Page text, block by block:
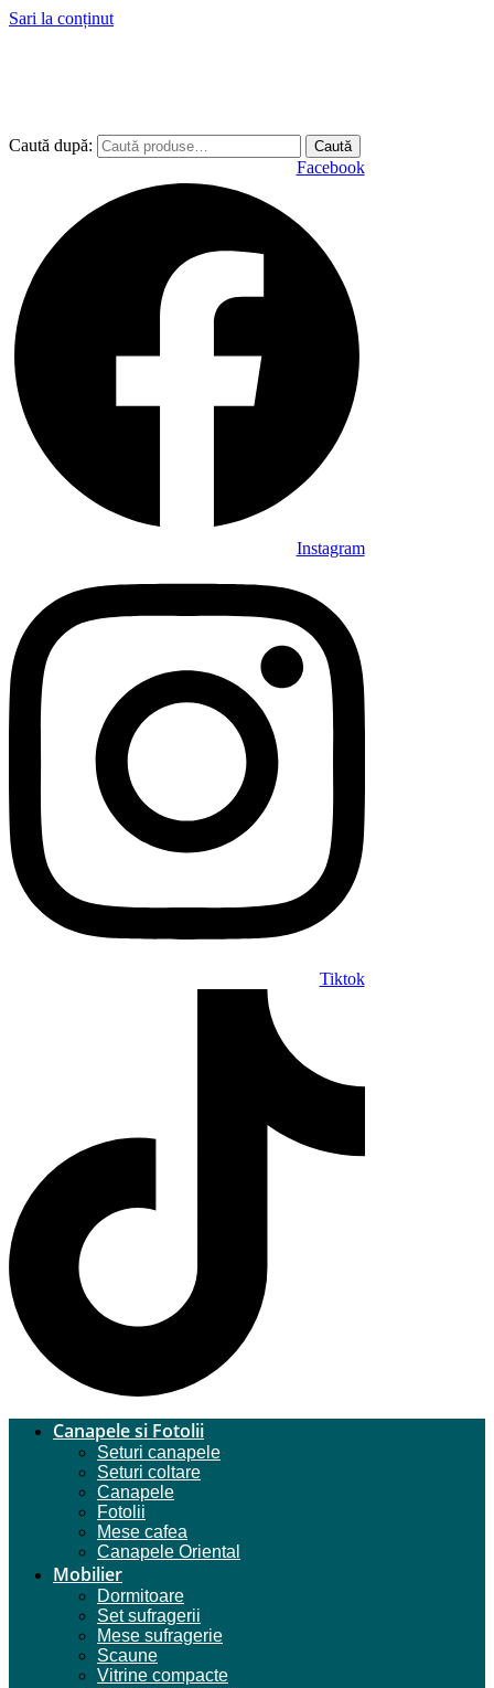
Sari la conținut
Caută după: Caută
Facebook
Instagram
Tiktok
Canapele si Fotolii
Seturi canapele
Seturi coltare
Canapele
Fotolii
Mese cafea
Canapele Oriental
Mobilier
Dormitoare
Set sufragerii
Mese sufragerie
Scaune
Vitrine compacte